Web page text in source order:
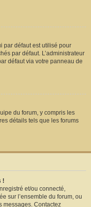
par défaut est utilisé pour
par défaut. L’administrateur
défaut via votre panneau de
du forum, y compris les
détails tels que les forums
!
et/ou connecté,
sur l’ensemble du forum, ou
messages. Contactez